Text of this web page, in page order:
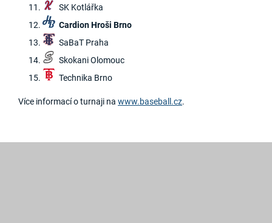
SK Kotlářka
Cardion Hroši Brno
SaBaT Praha
Skokani Olomouc
Technika Brno
Více informací o turnaji na www.baseball.cz.